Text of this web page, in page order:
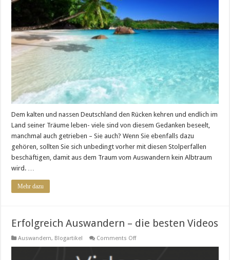
Dem kalten und nassen Deutschland den Rücken kehren und endlich im
Land seiner Träume leben- viele sind von diesem Gedanken beseelt,
manchmal auch getrieben – Sie auch? Wenn Sie ebenfalls dazu
gehören, sollten Sie sich unbedingt vorher mit diesen Stolperfallen
beschäftigen, damit aus dem Traum vom Auswandern kein Albtraum
wird. …
Mehr dazu
Erfolgreich Auswandern – die besten Videos
Auswandern, Blogartikel Comments Offon